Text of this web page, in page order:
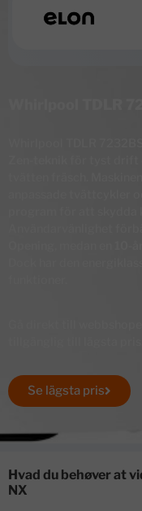
Se lägsta pris
Hvad du behøver at
NX